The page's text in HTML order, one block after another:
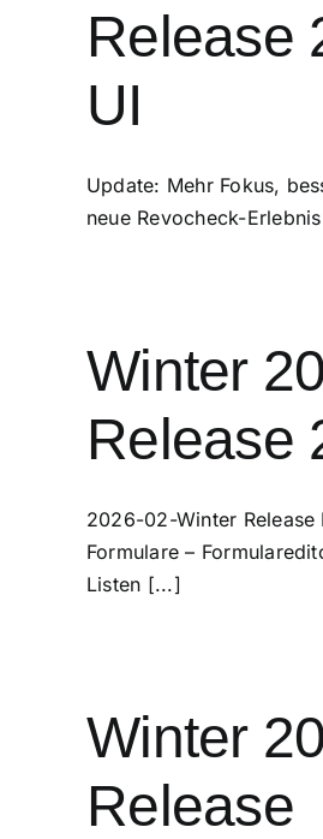
Release
UI
Update: Mehr Fokus,
neue Revocheck-
Winter
Release
2026-02-Winter
Formulare –
Listen [...]
Winter
Release